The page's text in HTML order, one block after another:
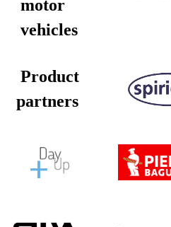
motor
vehicles
Product
partners